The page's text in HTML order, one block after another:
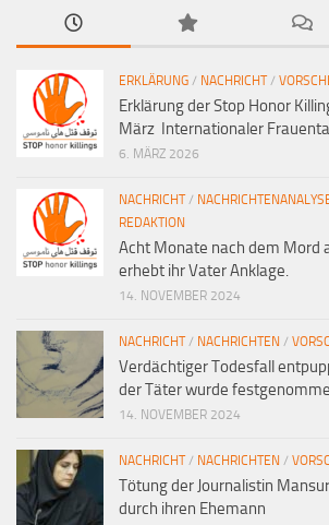
ERKLÄRUNG / NACHRICHT/
Erklärung der Stop Honor
März Internationaler
6. MÄRZ 2026
NACHRICHT/
REDAKTION
Acht Monate nach dem Mord
erhebt ihr Vater Anklage.
14. NOVEMBER 2024
NACHRICHT/ NACHRICHTEN /
Verdächtiger Todesfall
der Täter wurde
14. NOVEMBER 2024
NACHRICHT/ NACHRICHTEN /
Tötung der Journalistin
durch ihren Ehemann